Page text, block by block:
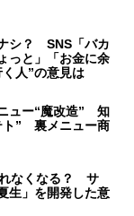
シ？ SNS「バカ
っと」「お金に余
人”の意見は
ュー“魔改造” 知
ト” 裏メニュー商
なくなる？ サ
生」を開発した意